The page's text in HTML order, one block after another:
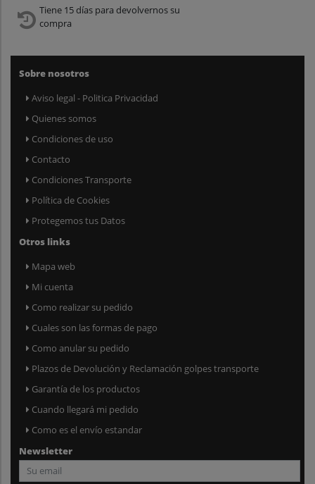
Tiene 15 días para devolvernos su
compra
Sobre nosotros
Aviso legal - Politica Privacidad
Quienes somos
Condiciones de uso
Contacto
Condiciones Transporte
Política de Cookies
Protegemos tus Datos
Otros links
Mapa web
Mi cuenta
Como realizar su pedido
Cuales son las formas de pago
Como anular su pedido
Plazos de Devolución y Reclamación golpes transporte
Garantía de los productos
Cuando llegará mi pedido
Como es el envío estandar
Newsletter